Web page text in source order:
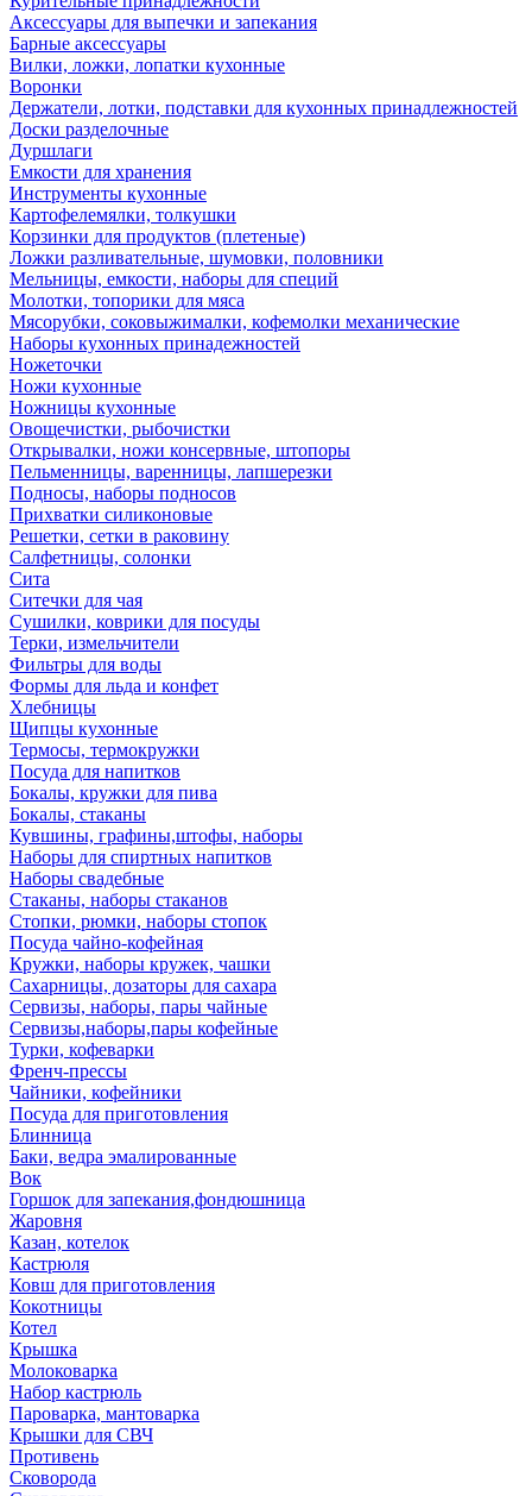
Аксессуары для выпечки и запекания
Барные аксессуары
Вилки, ложки, лопатки кухонные
Воронки
Держатели, лотки, подставки для кухонных принадлежностей
Доски разделочные
Дуршлаги
Емкости для хранения
Инструменты кухонные
Картофелемялки, толкушки
Корзинки для продуктов (плетеные)
Ложки разливательные, шумовки, половники
Мельницы, емкости, наборы для специй
Молотки, топорики для мяса
Мясорубки, соковыжималки, кофемолки механические
Наборы кухонных принадежностей
Ножеточки
Ножи кухонные
Ножницы кухонные
Овощечистки, рыбочистки
Открывалки, ножи консервные, штопоры
Пельменницы, варенницы, лапшерезки
Подносы, наборы подносов
Прихватки силиконовые
Решетки, сетки в раковину
Салфетницы, солонки
Сита
Ситечки для чая
Сушилки, коврики для посуды
Терки, измельчители
Фильтры для воды
Формы для льда и конфет
Хлебницы
Щипцы кухонные
Термосы, термокружки
Посуда для напитков
Бокалы, кружки для пива
Бокалы, стаканы
Кувшины, графины,штофы, наборы
Наборы для спиртных напитков
Наборы свадебные
Стаканы, наборы стаканов
Стопки, рюмки, наборы стопок
Посуда чайно-кофейная
Кружки, наборы кружек, чашки
Сахарницы, дозаторы для сахара
Сервизы, наборы, пары чайные
Сервизы,наборы,пары кофейные
Турки, кофеварки
Френч-прессы
Чайники, кофейники
Посуда для приготовления
Блинница
Баки, ведра эмалированные
Вок
Горшок для запекания,фондюшница
Жаровня
Казан, котелок
Кастрюля
Ковш для приготовления
Кокотницы
Котел
Крышка
Молоковарка
Набор кастрюль
Пароварка, мантоварка
Крышки для СВЧ
Противень
Сковорода